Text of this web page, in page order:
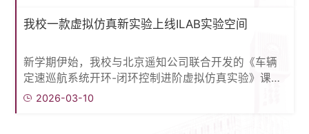
选榜单。该榜单是以全球权威的引文与索引数据库
及科研机构的6310位顶尖学者，覆盖教育部10个学科
领域、83个一级学科。收录的科研成果发表署...
我校一款虚拟仿真新实验上线ILAB实验空间
新学期伊始，我校与北京遥知公司联合开发的《车辆
定速巡航系统开环-闭环控制进阶虚拟仿真实验》课程
正式入驻国家ilab-x虚拟仿真实验教学课程共享平台
2026-03-10